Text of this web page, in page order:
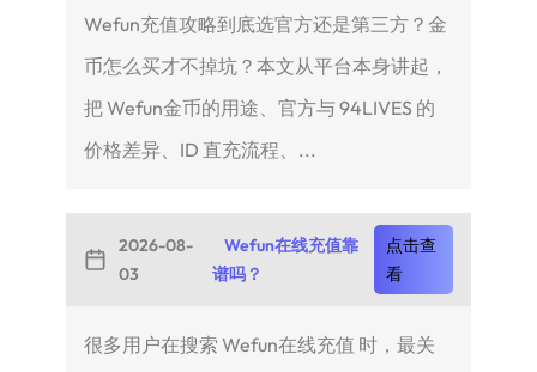
Wefun充值攻略到底选官方还是第三方？金
币怎么买才不掉坑？本文从平台本身讲起，
把 Wefun金币的用途、官方与 94LIVES 的
价格差异、ID 直充流程、...
2026-08-
03
Wefun在线充值靠
谱吗？
点击查
看
很多用户在搜索 Wefun在线充值 时，最关